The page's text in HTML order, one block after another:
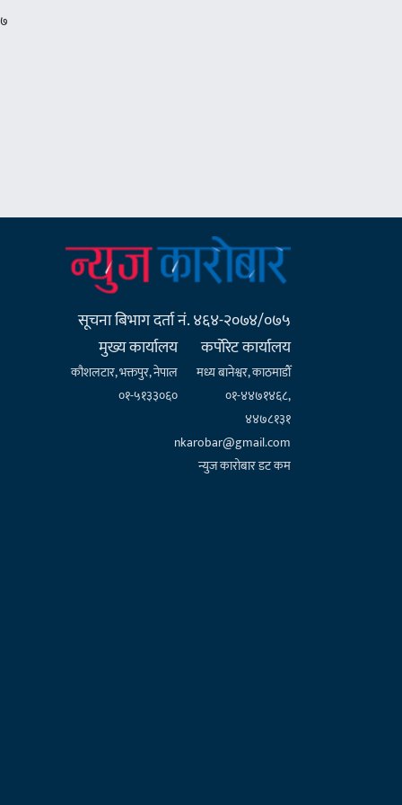
सूचना बिभाग दर्ता नं. ४६४-२०७४/०७५
मुख्य कार्यालय
कौशलटार, भक्तपुर, नेपाल
०१-५१३३०६०
कर्पाेरेट कार्यालय
मध्य बानेश्वर, काठमाडौँ
०१-४४७१४६८,
४४७८१३१
nkarobar@gmail.com
न्युज कारोबार डट कम